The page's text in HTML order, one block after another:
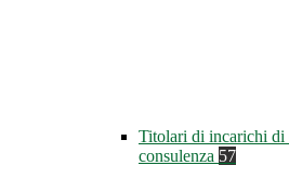
Titolari di incarichi di
consulenza 57